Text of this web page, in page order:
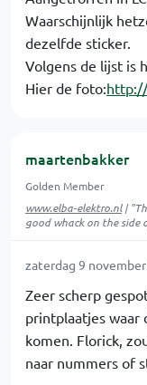
Waarschijnlijk
dezelfde sticker.
Volgens de lijst is
Hier de foto:
maartenbakker
Golden Member
www.elba-elektro.nl|
good whack on the side
zaterdag 9
Zeer scherp
printplaatjes waar
komen. Florick,
naar nummers of